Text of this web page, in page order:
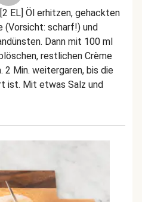
EL] Öl erhitzen, gehackten
(Vorsicht: scharf!) und
Dann mit 100 ml
restlichen Crème
2 Min. weitergaren, bis die
ist. Mit etwas Salz und